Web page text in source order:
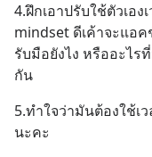
4.ฝึกเอาปรับใช้ตัวเอ
mindset ดีเค้าจะแอค
รับมือยังไง หรืออะไร
กัน
5.ทำใจว่ามันต้องใช้
นะคะ